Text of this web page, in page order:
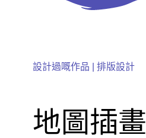
設計過嘅作品 | 排版設計
地圖插畫